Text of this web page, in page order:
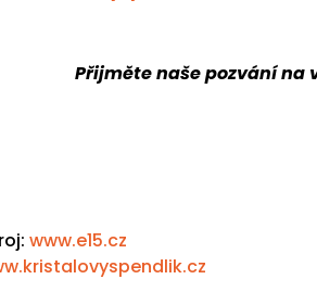
Přijměte naše pozvání
www.e15.cz